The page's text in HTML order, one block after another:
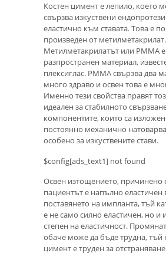
Костен цимент е лепило, което
свързва изкуствени
еластично към ставата. Това е
произведен от метилметакрилат.
Метилметакрилатът или PMMA
разпространен материал,
плексиглас. PMMA свързва два
много здраво и освен това е
Именно тези свойства правят
идеален за стабилното
компонентите, които са
постоянно механично
особено за изкуствените стави.
$config[ads_text1] not found
Освен изтощението, причинено
пациентът е напълно еластичен
поставянето на импланта, тъй
е не само силно еластичен, но и
степен на еластичност.
обаче може да бъде трудна, тъй
цимент е труден за